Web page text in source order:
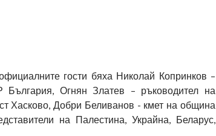
гости бяха Николай Копринков –
Огнян Златев – ръководител на
Хасково, Добри Беливанов - кмет на община
на Палестина, Украйна, Беларус,